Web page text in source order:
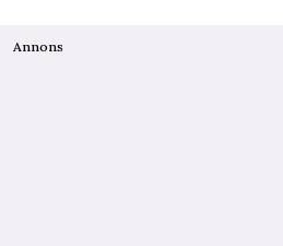
Annons